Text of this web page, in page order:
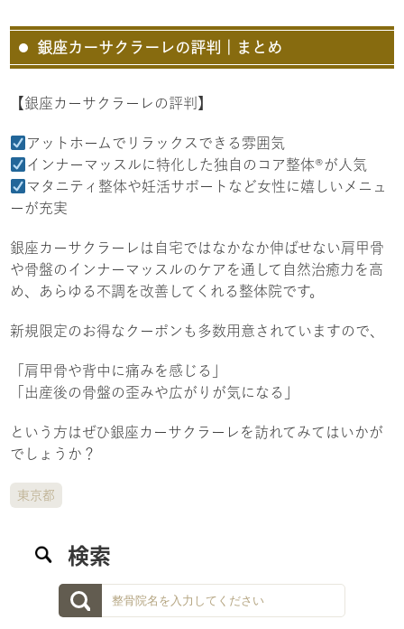
銀座カーサクラーレの評判｜まとめ
【銀座カーサクラーレの評判】
アットホームでリラックスできる雰囲気
インナーマッスルに特化した独自のコア整体®が人気
マタニティ整体や妊活サポートなど女性に嬉しいメニュ
ーが充実
銀座カーサクラーレは自宅ではなかなか伸ばせない肩甲骨
や骨盤のインナーマッスルのケアを通して自然治癒力を高
め、あらゆる不調を改善してくれる整体院です。
新規限定のお得なクーポンも多数用意されていますので、
「肩甲骨や背中に痛みを感じる」
「出産後の骨盤の歪みや広がりが気になる」
という方はぜひ銀座カーサクラーレを訪れてみてはいかが
でしょうか？
東京都
検索